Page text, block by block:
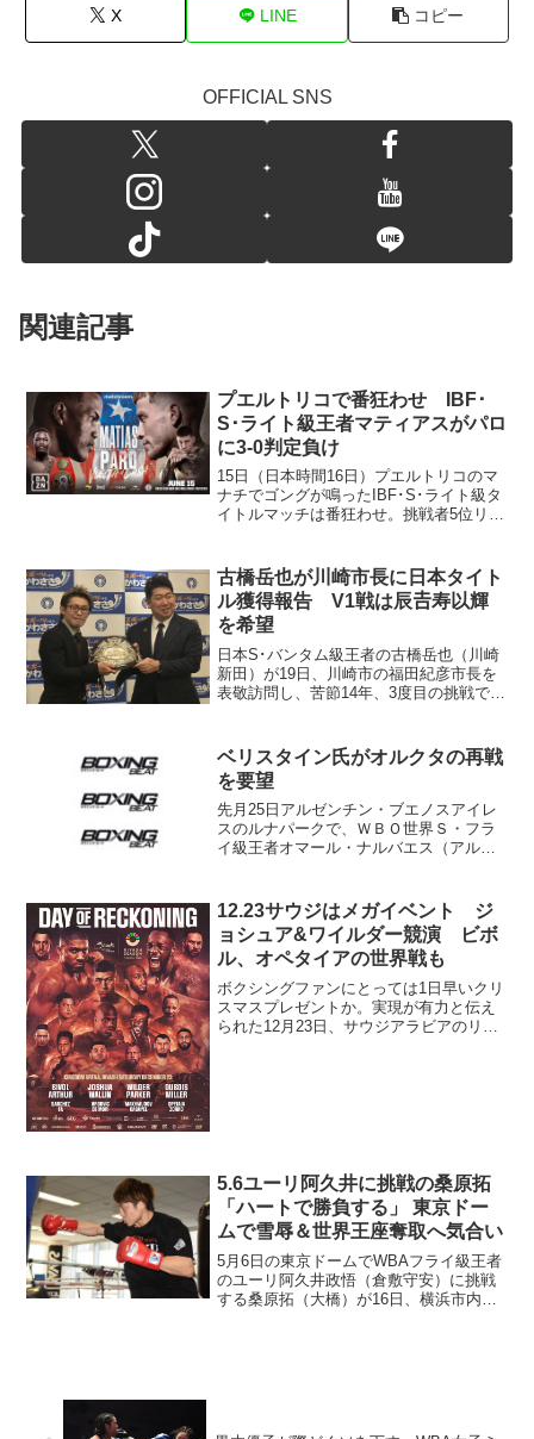
X LINE コピー
OFFICIAL SNS
関連記事
プエルトリコで番狂わせ IBF･
S･ライト級王者マティアスがパロ
に3-0判定負け
15日（日本時間16日）プエルトリコのマ
ナチでゴングが鳴ったIBF･S･ライト級タ
イトルマッチは番狂わせ。挑戦者5位リア
に3-0判定勝ち。世界タイトル初挑戦でベ
ルトを...
古橋岳也が川崎市長に日本タイト
ル獲得報告 V1戦は辰𠮷寿以輝
を希望
日本S･バンタム級王者の古橋岳也（川崎
新田）が19日、川崎市の福田紀彦市長を
表敬訪問し、苦節14年、3度目の挑戦で実
掲げる川崎新田ジム一筋で日本タイトル
を獲得した。新田...
ベリスタイン氏がオルクタの再戦
を要望
先月25日アルゼンチン・ブエノスアイレ
スのルナパークで、ＷＢＯ世界Ｓ・フラ
イ級王者オマール・ナルバエス（アルゼ
コ）のトレーナー、ナチョ・ベリスタイ
ン氏がダイレクトリマッチ...
12.23サウジはメガイベント ジ
ョシュア&ワイルダー競演 ビボ
ル、オペタイアの世界戦も
ボクシングファンにとっては1日早いクリ
スマスプレゼントか。実現が有力と伝え
られた12月23日、サウジアラビアのリヤ
5.6ユーリ阿久井に挑戦の桑原拓
「ハートで勝負する」 東京ドー
ムで雪辱＆世界王座奪取へ気合い
5月6日の東京ドームでWBAフライ級王者
のユーリ阿久井政悟（倉敷守安）に挑戦
する桑原拓（大橋）が16日、横浜市内の